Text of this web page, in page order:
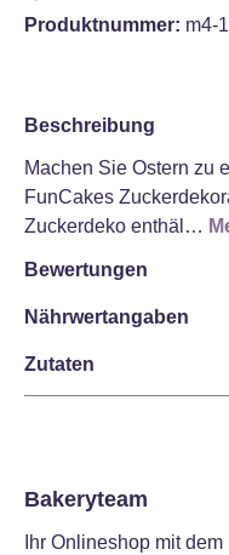
Produktnummer: m4-
Beschreibung
Machen Sie Ostern zu
FunCakes
Zuckerdeko enthäl…
Bewertungen
Nährwertangaben
Zutaten
Bakeryteam
Ihr Onlineshop mit